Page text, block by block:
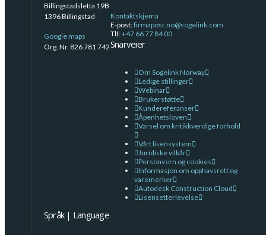
Billingstadsletta 19B
1396 Billingstad
Google maps
Org. Nr. 826 781 742
Kontaktskjema
E-post:firmapost.no@sogelink.com
Tlf:+47 66 77 84 00
Snarveier
Om Sogelink Norway
Ledige stillinger
Webinar
Brukerstøtte
Kundereferanser
Åpenhetsloven
Varsel om kritikkverdige forhold
Vårt lisensystem
Juridiske vilkår
Personvern og cookies
Informasjon om opphavsrett og
varemerker
Autodesk Construction Cloud
Lisensetterlevelse
Språk | Language